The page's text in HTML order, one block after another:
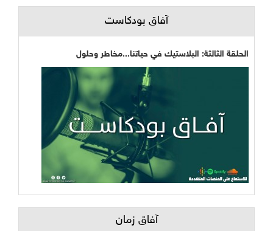
آفاق بودكاست
الحلقة الثالثة: البلاستيك في حياتنا...مخاطر وحلول
آفاق زمان